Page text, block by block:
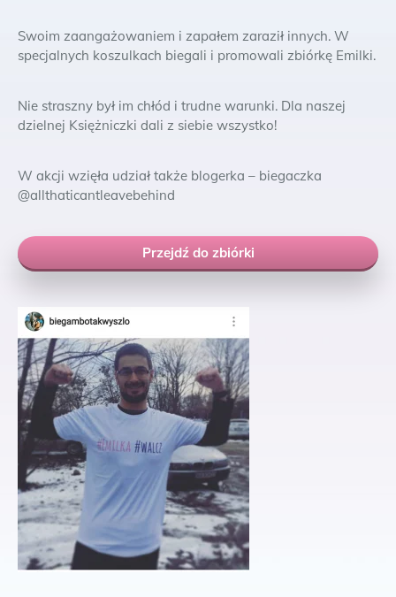
Swoim zaangażowaniem i zapałem zaraził innych. W
specjalnych koszulkach biegali i promowali zbiórkę Emilki.
Nie straszny był im chłód i trudne warunki. Dla naszej
dzielnej Księżniczki dali z siebie wszystko!
W akcji wzięła udział także blogerka – biegaczka
@allthaticantleavebehind
Przejdź do zbiórki